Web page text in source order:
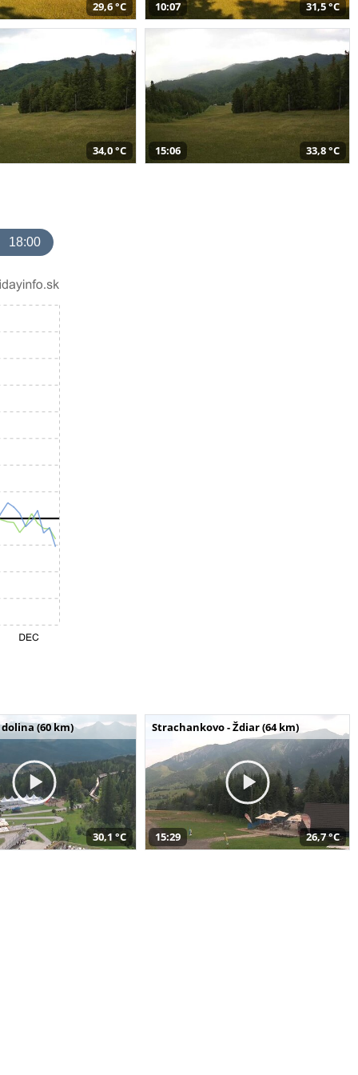
29,6 °C 10:07 31,5 °C
34,0 °C 15:06 33,8 °C
18:00
(60 km)
30,1 °C
Strachankovo - Ždiar (64 km)
15:29 26,7 °C